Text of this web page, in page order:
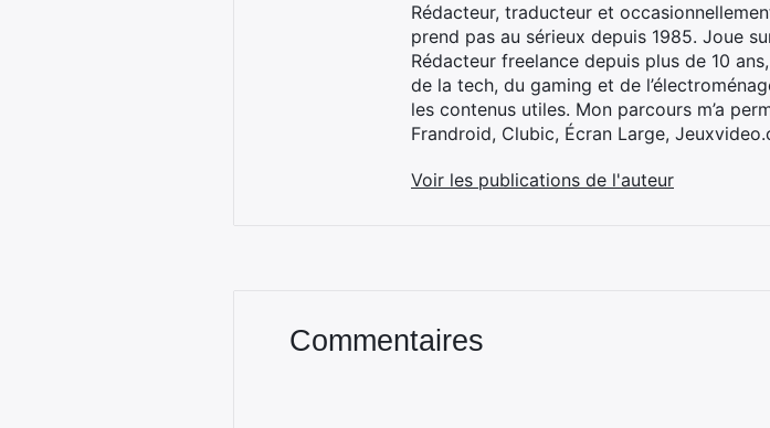
Rédacteur, traducteur et
prend pas au sérieux depuis 1985. Joue
Rédacteur freelance depuis plus de 10
de la tech, du gaming et de
les contenus utiles. Mon parcours m’a
Frandroid, Clubic, Écran Large,
Voir les publications de l'auteur
Commentaires